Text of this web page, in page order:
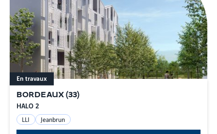
BORDEAUX (33)
HALO 2
En travaux
LLI Jeanbrun